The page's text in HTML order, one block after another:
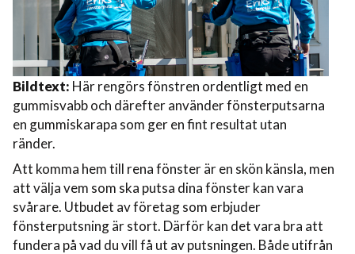
Bildtext: Här rengörs fönstren ordentligt med en
gummisvabb och därefter använder fönsterputsarna
en gummiskarapa som ger en fint resultat utan
ränder.
Att komma hem till rena fönster är en skön känsla, men
att välja vem som ska putsa dina fönster kan vara
svårare. Utbudet av företag som erbjuder
fönsterputsning är stort. Därför kan det vara bra att
fundera på vad du vill få ut av putsningen. Både utifrån